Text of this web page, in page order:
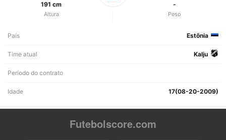
191 cm
Altura
-
Peso
País Estônia
Time atual Kalju
Período do contrato
Idade 17(08-20-2009)
Futebolscore.com